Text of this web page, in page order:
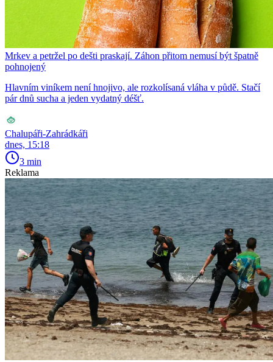
Mrkev a petržel po dešti praskají. Záhon přitom nemusí být špatně
pohnojený
Hlavním viníkem není hnojivo, ale rozkolísaná vláha v půdě. Stačí
pár dnů sucha a jeden vydatný déšť.
Chalupáři-Zahrádkáři
dnes, 15:18
3 min
Reklama